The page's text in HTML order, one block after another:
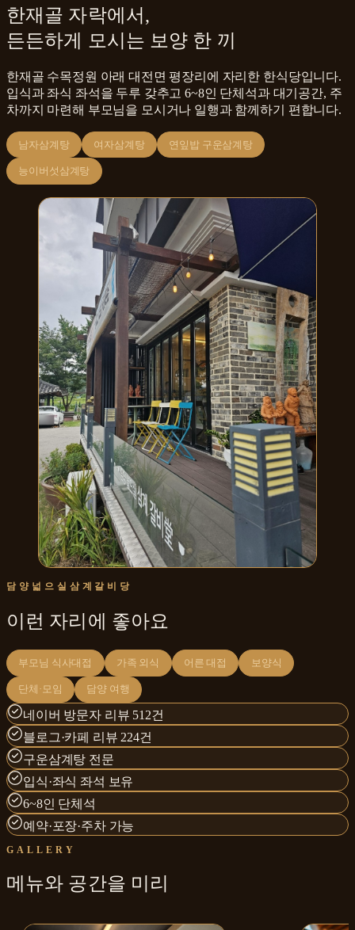
한재골 자락에서,
든든하게 모시는 보양 한 끼
한재골 수목정원 아래 대전면 평장리에 자리한 한식당입니다.
입식과 좌식 좌석을 두루 갖추고 6~8인 단체석과 대기공간, 주
차까지 마련해 부모님을 모시거나 일행과 함께하기 편합니다.
남자삼계탕 여자삼계탕 연잎밥 구운삼계탕
능이버섯삼계탕
담양넓으실삼계갈비당
이런 자리에 좋아요
부모님 식사대접 가족 외식 어른 대접 보양식
단체·모임 담양 여행
네이버 방문자 리뷰 512건
블로그·카페 리뷰 224건
구운삼계탕 전문
입식·좌식 좌석 보유
6~8인 단체석
예약·포장·주차 가능
GALLERY
메뉴와 공간을 미리